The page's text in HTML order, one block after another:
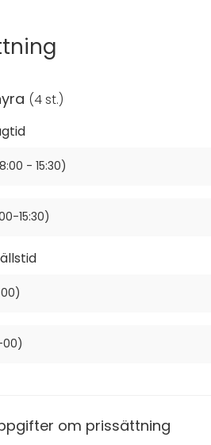
(4 st.)
- 15:30)
15:30)
00)
om prissättning